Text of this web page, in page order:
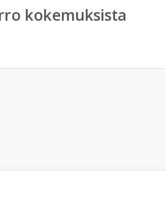
kokemuksista